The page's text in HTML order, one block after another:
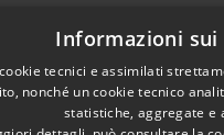
Informazioni sui
tecnici e assimilati
nonché un cookie tecnico
statistiche, aggregate e